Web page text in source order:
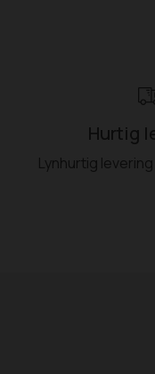
Hurtig
Lynhurtig